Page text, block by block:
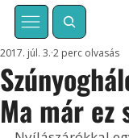
Ma már ez
2017. júl. 3. 2 perc olvasás